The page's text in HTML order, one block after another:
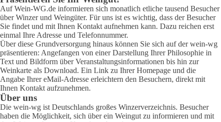
Auf Wein-WG.de informieren sich monatlich etliche tausend Besucher
über Winzer und Weingüter. Für uns ist es wichtig, dass der Besucher
Sie findet und mit Ihnen Kontakt aufnehmen kann. Dazu reichen erst
einmal Ihre Adresse und Telefonnummer.
Über diese Grundversorgung hinaus können Sie sich auf der wein-wg
präsentieren: Angefangen von einer Darstellung Ihrer Philosophie in
Text und Bildform über Veranstaltungsinformationen bis hin zur
Weinkarte als Download. Ein Link zu Ihrer Homepage und die
Angabe Ihrer eMail-Adresse erleichtern den Besuchern, direkt mit
Ihnen Kontakt aufzunehmen.
Über uns
Die wein-wg ist Deutschlands großes Winzerverzeichnis. Besucher
haben die Möglichkeit, sich über ein Weingut zu informieren und mit